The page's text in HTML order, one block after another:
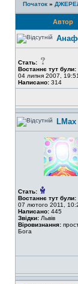
Початок »
Автор
Стать:
Востаннє тут були:
04 липня 2007, 19:51
Написано: 314
LMax
Стать:
Востаннє тут були:
07 лютого 2011,
Написано: 445
Звідки: Львів
Віровизнання:
Бога